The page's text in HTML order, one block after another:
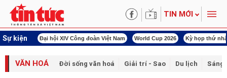
TIN MỚI
Sự kiện
ngày đêm Đại hội XIV Công đoàn Việt Nam World Cup 2026 Kỳ họp thứ
VĂN HOÁ Đời sống văn hoá Giải trí - Sao Du lịch Sáng